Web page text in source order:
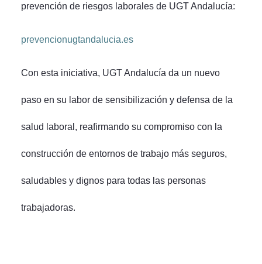
prevención de riesgos laborales de UGT Andalucía:
prevencionugtandalucia.es
Con esta iniciativa, UGT Andalucía da un nuevo
paso en su labor de sensibilización y defensa de la
salud laboral, reafirmando su compromiso con la
construcción de entornos de trabajo más seguros,
saludables y dignos para todas las personas
trabajadoras.